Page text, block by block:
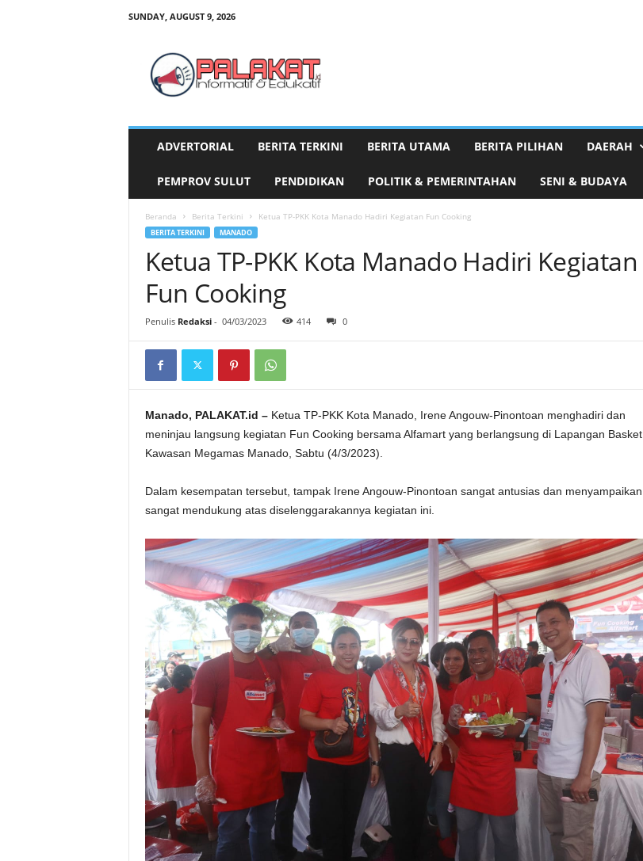
SUNDAY, AUGUST 9, 2026
ADVERTORIAL BERITA TERKINI BERITA UTAMA BERITA PILIHAN DAERAH
PEMPROV SULUT PENDIDIKAN POLITIK & PEMERINTAHAN SENI & BUDAYA
Beranda Berita Terkini Ketua TP-PKK Kota Manado Hadiri Kegiatan Fun Cooking
BERITA TERKINI MANADO
Ketua TP-PKK Kota Manado Hadiri Kegiatan
Fun Cooking
Penulis Redaksi- 04/03/2023 414 0
Manado, PALAKAT.id –Ketua TP-PKK Kota Manado, Irene Angouw-Pinontoan menghadiri dan
meninjau langsung kegiatan Fun Cooking bersama Alfamart yang berlangsung di Lapangan Basket
Kawasan Megamas Manado, Sabtu (4/3/2023).
Dalam kesempatan tersebut, tampak Irene Angouw-Pinontoan sangat antusias dan menyampaikan
sangat mendukung atas diselenggarakannya kegiatan ini.